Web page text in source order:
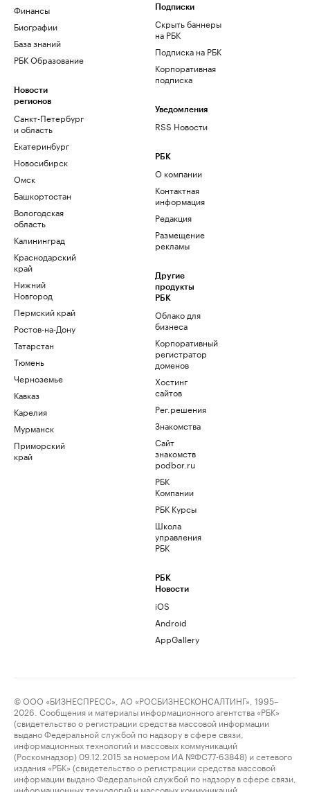
Финансы
Биографии
База знаний
РБК Образование
Новости
регионов
Санкт-Петербург
и область
Екатеринбург
Новосибирск
Омск
Башкортостан
Вологодская
область
Калининград
Краснодарский
край
Нижний
Новгород
Пермский край
Ростов-на-Дону
Татарстан
Тюмень
Черноземье
Кавказ
Карелия
Мурманск
Приморский
край
Подписки
Скрыть баннеры
на РБК
Подписка на РБК
Корпоративная
подписка
Уведомления
RSS Новости
РБК
О компании
Контактная
информация
Редакция
Размещение
рекламы
Другие
продукты
РБК
Облако для
бизнеса
Корпоративный
регистратор
доменов
Хостинг
сайтов
Рег.решения
Знакомства
Сайт
знакомств
podbor.ru
РБК
Компании
РБК Курсы
Школа
управления
РБК
РБК
Новости
iOS
Android
AppGallery
© ООО «БИЗНЕСПРЕСС», АО «РОСБИЗНЕСКОНСАЛТИНГ», 1995–
2026. Сообщения и материалы информационного агентства «РБК»
(свидетельство о регистрации средства массовой информации
выдано Федеральной службой по надзору в сфере связи,
информационных технологий и массовых коммуникаций
(Роскомнадзор) 09.12.2015 за номером ИА №ФС77-63848) и сетевого
издания «РБК» (свидетельство о регистрации средства массовой
информации выдано Федеральной службой по надзору в сфере связи,
информационных технологий и массовых коммуникаций